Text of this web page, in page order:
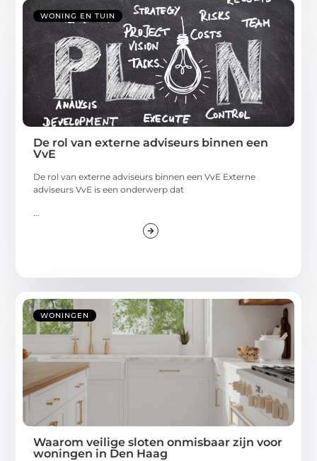
WONING EN TUIN
De rol van externe adviseurs binnen een
VvE
De rol van externe adviseurs binnen een VvE Externe
adviseurs VvE is een onderwerp dat
WONINGEN
Waarom veilige sloten onmisbaar zijn voor
woningen in Den Haag